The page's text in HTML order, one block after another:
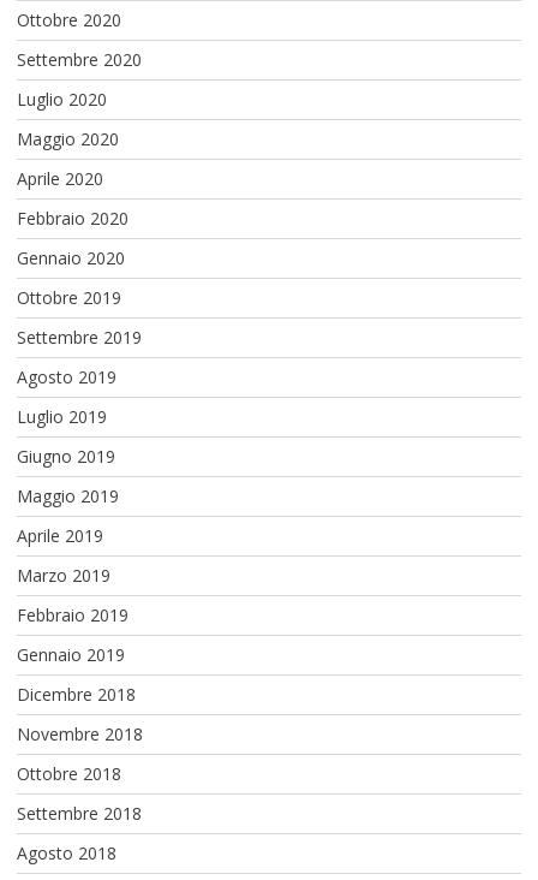
Ottobre 2020
Settembre 2020
Luglio 2020
Maggio 2020
Aprile 2020
Febbraio 2020
Gennaio 2020
Ottobre 2019
Settembre 2019
Agosto 2019
Luglio 2019
Giugno 2019
Maggio 2019
Aprile 2019
Marzo 2019
Febbraio 2019
Gennaio 2019
Dicembre 2018
Novembre 2018
Ottobre 2018
Settembre 2018
Agosto 2018